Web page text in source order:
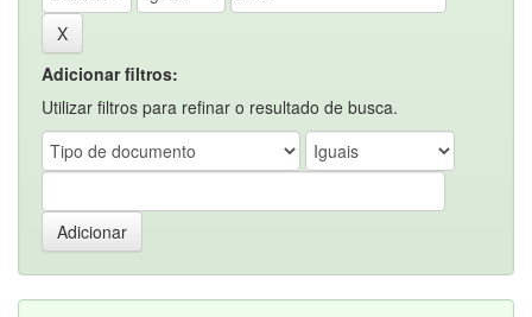
Adicionar filtros:
Utilizar filtros para refinar o resultado de busca.